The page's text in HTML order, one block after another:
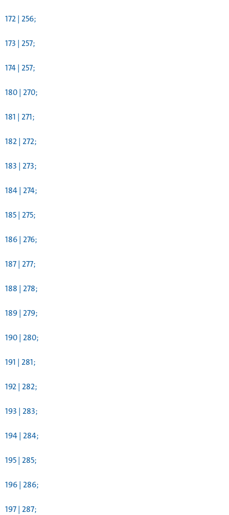
172 | 256;
173 | 257;
174 | 257;
180 | 270;
181 | 271;
182 | 272;
183 | 273;
184 | 274;
185 | 275;
186 | 276;
187 | 277;
188 | 278;
189 | 279;
190 | 280;
191 | 281;
192 | 282;
193 | 283;
194 | 284;
195 | 285;
196 | 286;
197 | 287;